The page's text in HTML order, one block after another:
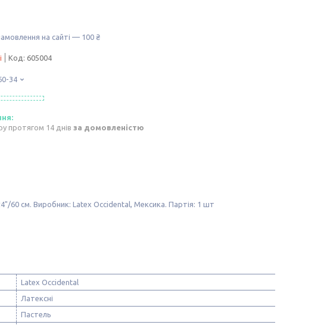
на сайті — 100 ₴
Код: 605004
34
протягом 14 днів за домовленістю
60 см. Виробник: Latex Occidental, Мексика. Партія: 1 шт
Latex Occidental
Латексні
Пастель